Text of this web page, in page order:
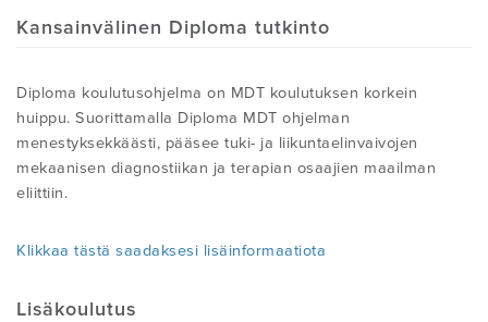
Kansainvälinen Diploma tutkinto
Diploma koulutusohjelma on MDT koulutuksen korkein
huippu. Suorittamalla Diploma MDT ohjelman
menestyksekkäästi, pääsee tuki- ja liikuntaelinvaivojen
mekaanisen diagnostiikan ja terapian osaajien maailman
eliittiin.
Klikkaa tästä saadaksesi lisäinformaatiota
Lisäkoulutus